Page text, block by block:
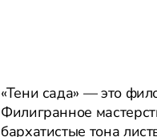
«Тени сада» — это
Филигранное
бархатистые тона